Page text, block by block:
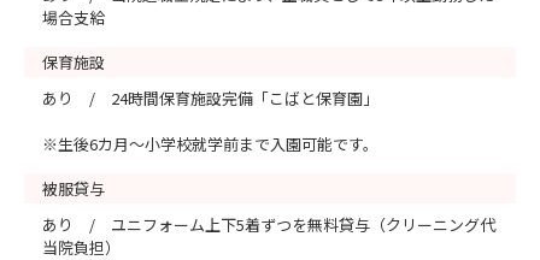
場合支給
保育施設
あり / 24時間保育施設完備「こばと保育園」
※生後6カ月～小学校就学前まで入園可能です。
被服貸与
あり / ユニフォーム上下5着ずつを無料貸与（クリーニング代
当院負担）